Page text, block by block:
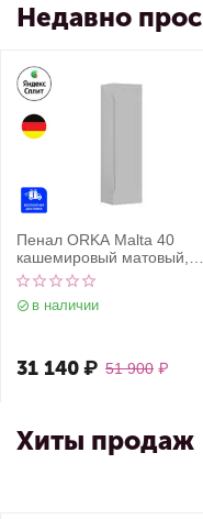
Недавно
Пенал ORKA Malta 40
кашемировый матовый,
универсальный
в наличии
51 900 ₽
31 140₽
Хиты продаж